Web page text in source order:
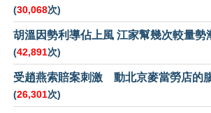
(30,068次)
胡溫因勢利導佔上風 江家幫幾次較量勢
(42,891次)
受趙燕索賠案刺激 動北京麥當勞店的
(26,301次)